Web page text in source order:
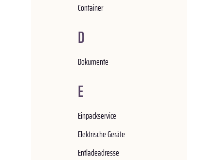
Container
D
Dokumente
E
Einpackservice
Elektrische Geräte
Entladeadresse